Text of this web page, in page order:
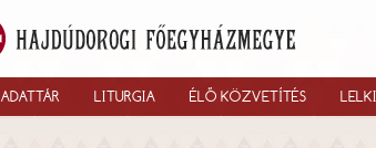
ADATTÁR LITURGIA ÉLŐ KÖZVETÍTÉS